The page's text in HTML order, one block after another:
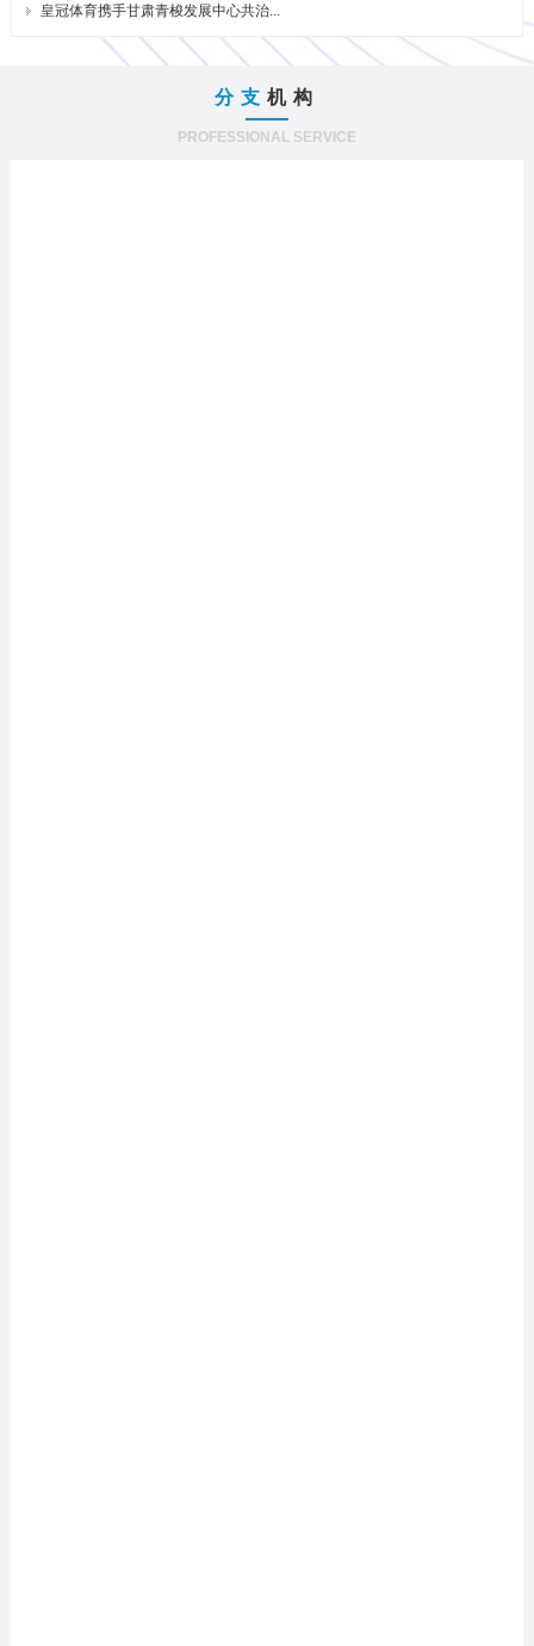
皇冠体育携手甘肃青梭发展中心共治...
分支 机构
PROFESSIONAL SERVICE